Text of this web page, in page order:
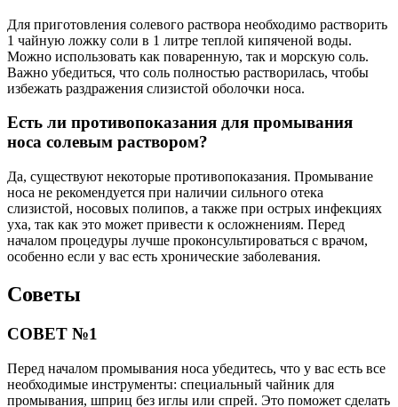
Для приготовления солевого раствора необходимо растворить
1 чайную ложку соли в 1 литре теплой кипяченой воды.
Можно использовать как поваренную, так и морскую соль.
Важно убедиться, что соль полностью растворилась, чтобы
избежать раздражения слизистой оболочки носа.
Есть ли противопоказания для промывания
носа солевым раствором?
Да, существуют некоторые противопоказания. Промывание
носа не рекомендуется при наличии сильного отека
слизистой, носовых полипов, а также при острых инфекциях
уха, так как это может привести к осложнениям. Перед
началом процедуры лучше проконсультироваться с врачом,
особенно если у вас есть хронические заболевания.
Советы
СОВЕТ №1
Перед началом промывания носа убедитесь, что у вас есть все
необходимые инструменты: специальный чайник для
промывания, шприц без иглы или спрей. Это поможет сделать